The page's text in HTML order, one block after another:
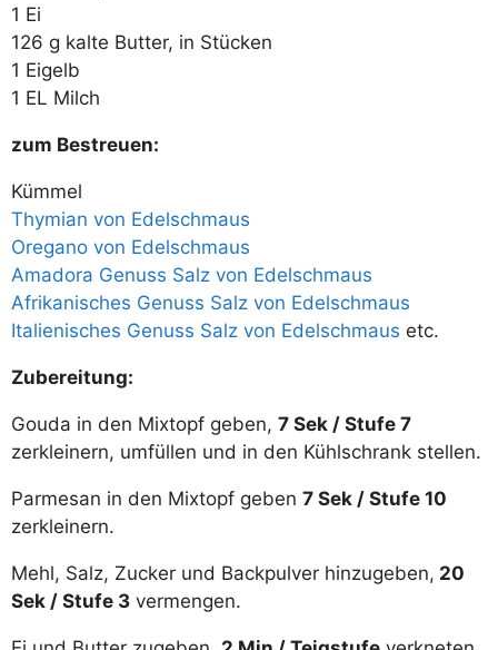
1 Ei
126 g kalte Butter, in Stücken
1 Eigelb
1 EL Milch
zum Bestreuen:
Kümmel
Thymian von Edelschmaus
Oregano von Edelschmaus
Amadora Genuss Salz von Edelschmaus
Afrikanisches Genuss Salz von Edelschmaus
Italienisches Genuss Salz von Edelschmaus etc.
Zubereitung:
Gouda in den Mixtopf geben, 7 Sek / Stufe 7
zerkleinern, umfüllen und in den Kühlschrank stellen.
Parmesan in den Mixtopf geben 7 Sek / Stufe 10
zerkleinern.
Mehl, Salz, Zucker und Backpulver hinzugeben, 20
Sek / Stufe 3 vermengen.